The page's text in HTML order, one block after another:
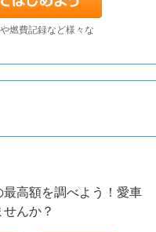
燃費記録など様々な
高額を調べよう！愛車
んか？